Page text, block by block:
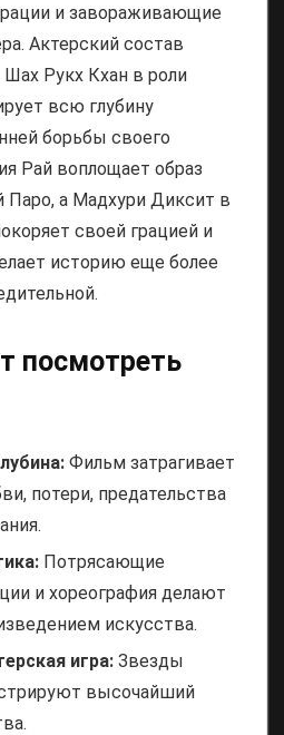
и завораживающие
Актерский состав
Рукх Кхан в роли
всю глубину
борьбы своего
Рай воплощает образ
Паро, а Мадхури Диксит в
своей грацией и
историю еще более
посмотреть
Фильм затрагивает
потери, предательства
Потрясающие
и хореография делают
искусства.
игра: Звезды
высочайший